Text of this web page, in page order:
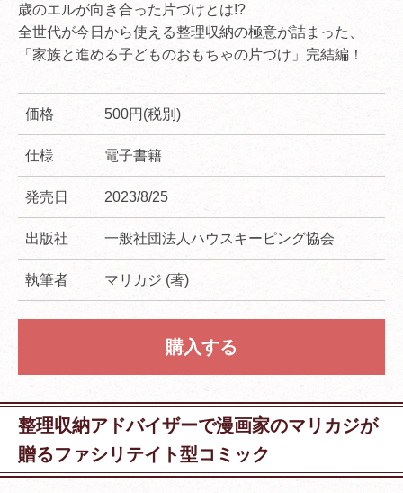
歳のエルが向き合った片づけとは!?
全世代が今日から使える整理収納の極意が詰まった、
「家族と進める子どものおもちゃの片づけ」完結編！
価格 500円(税別)
仕様 電子書籍
発売日 2023/8/25
出版社 一般社団法人ハウスキーピング協会
執筆者 マリカジ (著)
購入する
整理収納アドバイザーで漫画家のマリカジが
贈るファシリテイト型コミック